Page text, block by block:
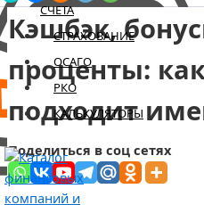
СЧЕТА
СТРАХОВАНИЕ
ОСАГО
РКО
КАЛЬКУЛЯТОРЫ
Кэшбэк,
проценты:
подходит
Поделиться в соц сетях